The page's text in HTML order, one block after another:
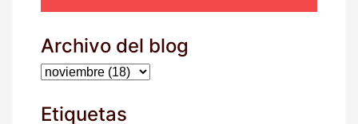
Archivo del blog
Etiquetas